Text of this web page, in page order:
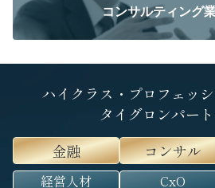
コンサルティング
ハイクラス・プロフェッ
タイグロンパー
金融
コンサル
経営人材 CxO